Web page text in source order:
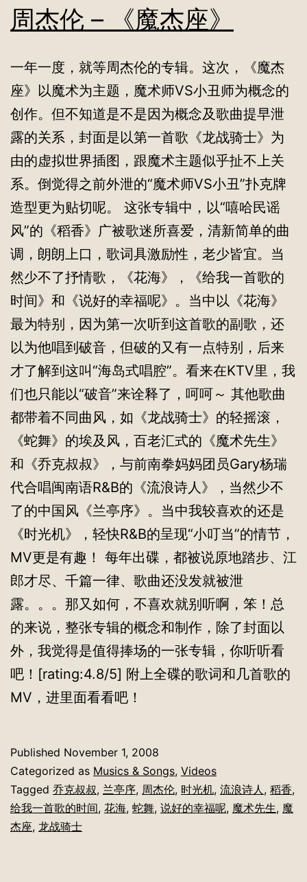
周杰伦 – 《魔杰座》
一年一度，就等周杰伦的专辑。这次，《魔杰
座》以魔术为主题，魔术师VS小丑师为概念的
创作。但不知道是不是因为概念及歌曲提早泄
露的关系，封面是以第一首歌《龙战骑士》为
由的虚拟世界插图，跟魔术主题似乎扯不上关
系。倒觉得之前外泄的“魔术师VS小丑”扑克牌
造型更为贴切呢。 这张专辑中，以“嘻哈民谣
风”的《稻香》广被歌迷所喜爱，清新简单的曲
调，朗朗上口，歌词具激励性，老少皆宜。当
然少不了抒情歌，《花海》，《给我一首歌的
时间》和《说好的幸福呢》。当中以《花海》
最为特别，因为第一次听到这首歌的副歌，还
以为他唱到破音，但破的又有一点特别，后来
才了解到这叫“海岛式唱腔”。看来在KTV里，我
们也只能以“破音”来诠释了，呵呵～ 其他歌曲
都带着不同曲风，如《龙战骑士》的轻摇滚，
《蛇舞》的埃及风，百老汇式的《魔术先生》
和《乔克叔叔》，与前南拳妈妈团员Gary杨瑞
代合唱闽南语R&B的《流浪诗人》，当然少不
了的中国风《兰亭序》。当中我较喜欢的还是
《时光机》，轻快R&B的呈现“小叮当”的情节，
MV更是有趣！ 每年出碟，都被说原地踏步、江
郎才尽、千篇一律、歌曲还没发就被泄
露。。。那又如何，不喜欢就别听啊，笨！总
的来说，整张专辑的概念和制作，除了封面以
外，我觉得是值得捧场的一张专辑，你听听看
吧！[rating:4.8/5] 附上全碟的歌词和几首歌的
MV，进里面看看吧！
Published November 1, 2008
Categorized as Musics & Songs, Videos
Tagged 乔克叔叔, 兰亭序, 周杰伦, 时光机, 流浪诗人 , 稻香,
给我一首歌的时间, 花海, 蛇舞, 说好的幸福呢, 魔术先生, 魔
杰座, 龙战骑士